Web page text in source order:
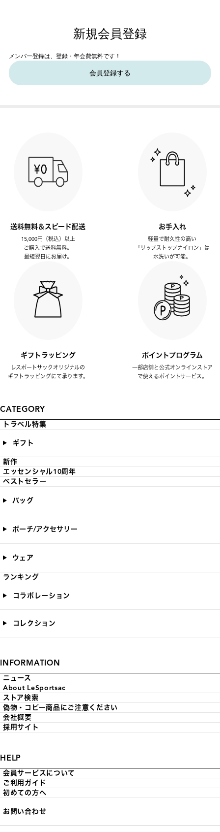
新規会員登録
メンバー登録は、登録・年会費無料です！
会員登録する
送料無料＆スピード配送
15,000円（税込）以上
ご購入で送料無料。
最短翌日にお届け。
お手入れ
軽量で耐久性の高い
「リップストップナイロン」は
水洗いが可能。
ギフトラッピング
レスポートサックオリジナルの
ギフトラッピングにて承ります。
ポイントプログラム
一部店舗と公式オンラインストア
で使えるポイントサービス。
CATEGORY
トラベル特集
ギフト
新作
エッセンシャル10周年
ベストセラー
バッグ
ポーチ/アクセサリー
ウェア
ランキング
コラボレーション
コレクション
INFORMATION
ニュース
About LeSportsac
ストア検索
偽物・コピー商品にご注意ください
会社概要
採用サイト
HELP
会員サービスについて
ご利用ガイド
初めての方へ
お問い合わせ